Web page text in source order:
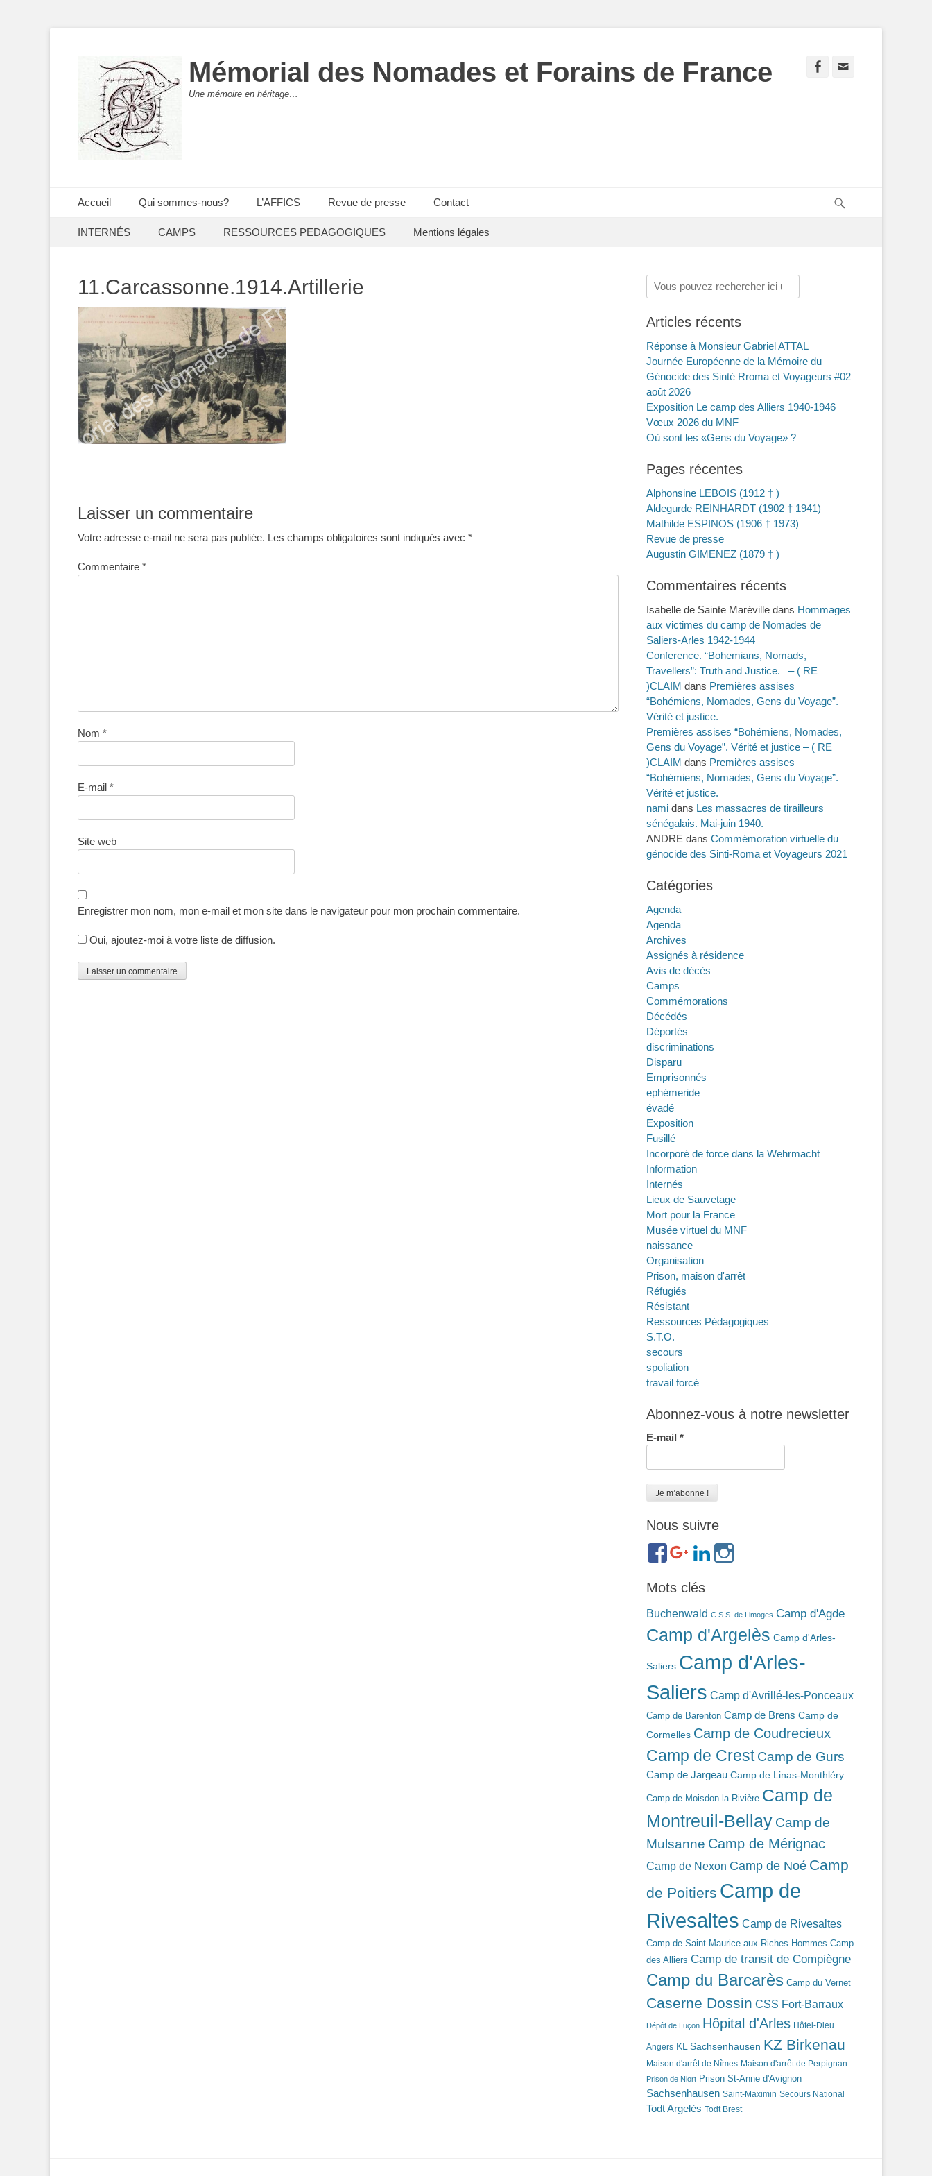
Mémorial des Nomades et Forains de France
Une mémoire en héritage…
Facebook
Menu principal
Accueil Qui sommes-nous? L’AFFICS Revue de presse Contact
Menu secondaire
INTERNÉS CAMPS RESSOURCES PEDAGOGIQUES Mentions légales
11.Carcassonne.1914.Artillerie
Laisser un commentaire
Votre adresse e-mail ne sera pas publiée. Les champs obligatoires sont indiqués avec *
Commentaire *
Nom *
E-mail *
Site web
Enregistrer mon nom, mon e-mail et mon site dans le navigateur pour mon prochain commentaire.
Oui, ajoutez-moi à votre liste de diffusion.
Rechercher :
Articles récents
Réponse à Monsieur Gabriel ATTAL
Journée Européenne de la Mémoire du
Génocide des Sinté Rroma et Voyageurs #02
août 2026
Exposition Le camp des Alliers 1940-1946
Vœux 2026 du MNF
Où sont les «Gens du Voyage» ?
Pages récentes
Alphonsine LEBOIS (1912 † )
Aldegurde REINHARDT (1902 † 1941)
Mathilde ESPINOS (1906 † 1973)
Revue de presse
Augustin GIMENEZ (1879 † )
Commentaires récents
Isabelle de Sainte Maréville dans Hommages
aux victimes du camp de Nomades de
Saliers-Arles 1942-1944
Conference. “Bohemians, Nomads,
Travellers”: Truth and Justice. – ( RE
)CLAIM dans Premières assises
“Bohémiens, Nomades, Gens du Voyage”.
Vérité et justice.
Premières assises “Bohémiens, Nomades,
Gens du Voyage”. Vérité et justice – ( RE
)CLAIM dans Premières assises
“Bohémiens, Nomades, Gens du Voyage”.
Vérité et justice.
nami dans Les massacres de tirailleurs
sénégalais. Mai-juin 1940.
ANDRE dans Commémoration virtuelle du
génocide des Sinti-Roma et Voyageurs 2021
Catégories
Agenda
Agenda
Archives
Assignés à résidence
Avis de décès
Camps
Commémorations
Décédés
Déportés
discriminations
Disparu
Emprisonnés
ephémeride
évadé
Exposition
Fusillé
Incorporé de force dans la Wehrmacht
Information
Internés
Lieux de Sauvetage
Mort pour la France
Musée virtuel du MNF
naissance
Organisation
Prison, maison d'arrêt
Réfugiés
Résistant
Ressources Pédagogiques
S.T.O.
secours
spoliation
travail forcé
Abonnez-vous à notre newsletter
E-mail *
Nous suivre
https://www.facebook.com/groups/
ref=br_rs
https://plus.google.com/b/114372604835066525589/
https://www.linkedin.com/in/gigi-
bonin-
Mots clés
Buchenwald C.S.S. de Limoges Camp d'Agde
Camp d'Argelès Camp d'Arles-
Saliers Camp d'Arles-
Saliers Camp d'Avrillé-les-Ponceaux
Camp de Barenton Camp de Brens Camp de
Cormelles Camp de Coudrecieux
Camp de Crest Camp de Gurs
Camp de Jargeau Camp de Linas-Monthléry
Camp de Moisdon-la-Rivière Camp de
Montreuil-Bellay Camp de
Mulsanne Camp de Mérignac
Camp de Nexon Camp de Noé Camp
de Poitiers Camp de
Rivesaltes Camp de Rivesaltes
Camp de Saint-Maurice-aux-Riches-Hommes Camp
des Alliers Camp de transit de Compiègne
Camp du Barcarès Camp du Vernet
Caserne Dossin CSS Fort-Barraux
Dépôt de Luçon Hôpital d'Arles Hôtel-Dieu
Angers KL Sachsenhausen KZ Birkenau
Maison d'arrêt de Nîmes Maison d'arrêt de Perpignan
Prison de Niort Prison St-Anne d'Avignon
Sachsenhausen Saint-Maximin Secours National
Todt Argelès Todt Brest